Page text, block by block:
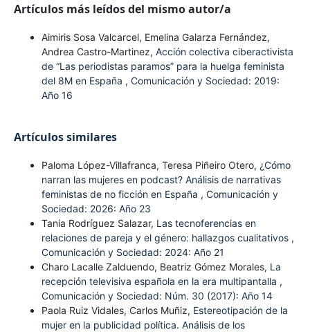
Artículos más leídos del mismo autor/a
Aimiris Sosa Valcarcel, Emelina Galarza Fernández,
Andrea Castro-Martinez, Acción colectiva ciberactivista
de “Las periodistas paramos” para la huelga feminista
del 8M en España , Comunicación y Sociedad: 2019:
Año 16
Artículos similares
Paloma López-Villafranca, Teresa Piñeiro Otero, ¿Cómo
narran las mujeres en podcast? Análisis de narrativas
feministas de no ficción en España , Comunicación y
Sociedad: 2026: Año 23
Tania Rodríguez Salazar, Las tecnoferencias en
relaciones de pareja y el género: hallazgos cualitativos ,
Comunicación y Sociedad: 2024: Año 21
Charo Lacalle Zalduendo, Beatriz Gómez Morales, La
recepción televisiva española en la era multipantalla ,
Comunicación y Sociedad: Núm. 30 (2017): Año 14
Paola Ruiz Vidales, Carlos Muñiz, Estereotipación de la
mujer en la publicidad política. Análisis de los